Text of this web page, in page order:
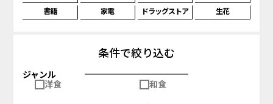
書籍
家電 ドラッグストア 生花
条件で絞り込む
ジャンル
洋食
和食